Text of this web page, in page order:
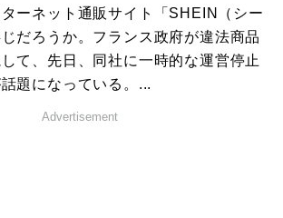
ーネット通販サイト「SHEIN（シー
だろうか。フランス政府が違法商品
て、先日、同社に一時的な運営停止
題になっている。...
Advertisement